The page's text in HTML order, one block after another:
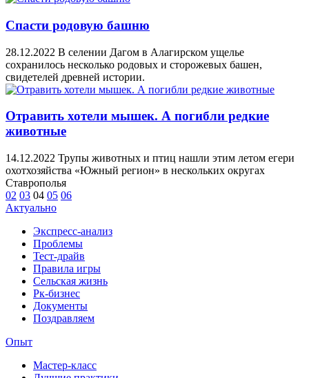
Спасти родовую башню
28.12.2022 В селении Дагом в Алагирском ущелье
сохранилось несколько родовых и сторожевых башен,
свидетелей древней истории.
Отравить хотели мышек. А погибли редкие
животные
14.12.2022 Трупы животных и птиц нашли этим летом егери
охотхозяйства «Южный регион» в нескольких округах
Ставрополья
02 03 04 05 06
Актуально
Экспресс-анализ
Проблемы
Тест-драйв
Правила игры
Сельская жизнь
Рк-бизнес
Документы
Поздравляем
Опыт
Мастер-класс